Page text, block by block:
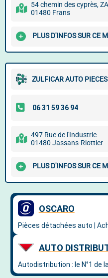
54 chemin des cyprès,
01480 Frans
PLUS D'INFOS SUR CE
ZULFICAR AUTO PIECES
497 Rue de l'Industrie
01480 Jassans-Riottier
PLUS D'INFOS SUR CE